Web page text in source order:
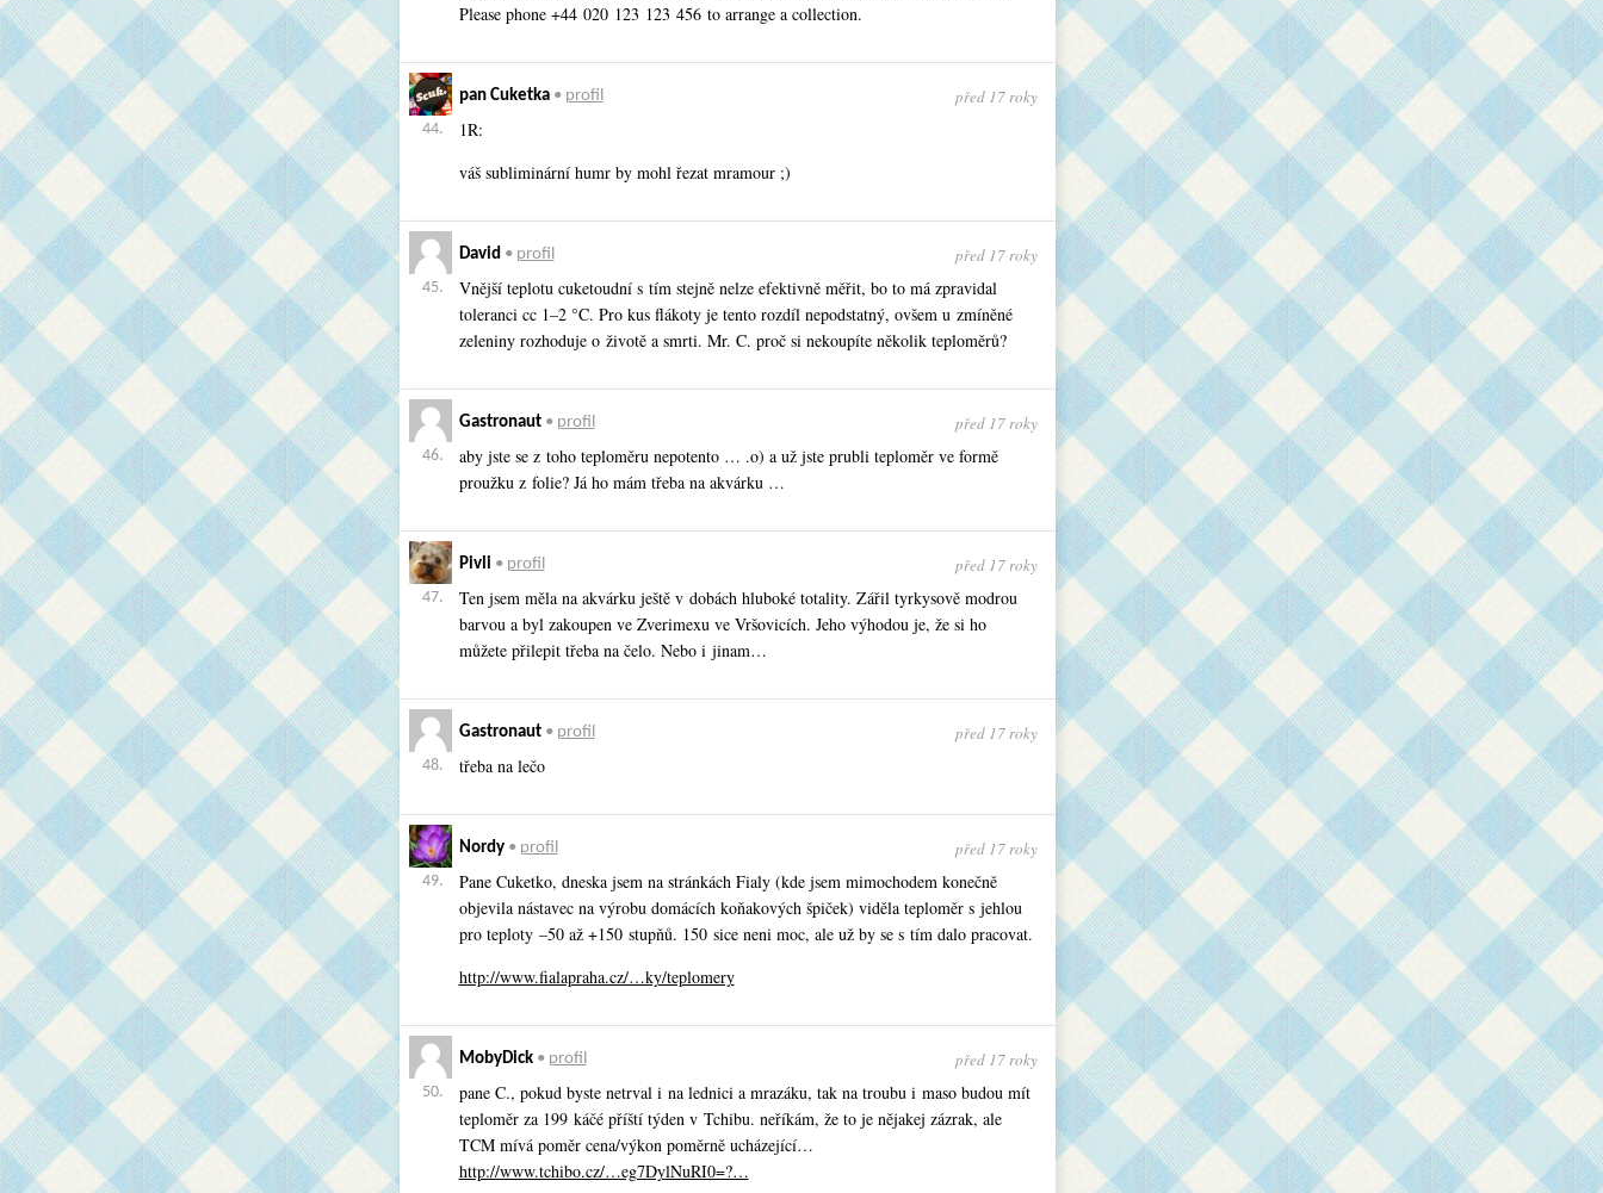
Please phone +44 020 123 1­23 456 to arrange a collection.
44.
pan Cuketka• profil před 17 roky
1R:
váš subliminární humr by mohl řezat mramour ;)
45.
David • profil před 17 roky
Vnější teplotu cuketoudní s tím stejně nelze efektivně měřit, bo to má zpravidal
toleranci cc 1–2 °C. Pro kus flákoty je tento rozdíl nepodstatný, ovšem u zmíněné
zeleniny rozhoduje o životě a smrti. Mr. C. proč si nekoupíte několik teploměrů?
46.
Gastronaut• profil před 17 roky
aby jste se z toho teploměru nepotento … .o) a už jste prubli teploměr ve formě
proužku z folie? Já ho mám třeba na akvárku …
47.
Pivli • profil před 17 roky
Ten jsem měla na akvárku ještě v dobách hluboké totality. Zářil tyrkysově modrou
barvou a byl zakoupen ve Zverimexu ve Vršovicích. Jeho výhodou je, že si ho
můžete přilepit třeba na čelo. Nebo i jinam…
48.
Gastronaut• profil před 17 roky
třeba na lečo
49.
Nordy• profil před 17 roky
Pane Cuketko, dneska jsem na stránkách Fialy (kde jsem mimochodem konečně
objevila nástavec na výrobu domácích koňakových špiček) viděla teploměr s jehlou
pro teploty –50 až +150 stupňů. 150 sice neni moc, ale už by se s tím dalo pracovat.
http://www.fialapraha.cz/…ky/teplomery
50.
MobyDick• profil před 17 roky
pane C., pokud byste netrval i na lednici a mrazáku, tak na troubu i maso budou mít
teploměr za 199 káčé příští týden v Tchibu. neříkám, že to je nějakej zázrak, ale
TCM mívá poměr cena/výkon poměrně ucházející…
http://www.tchibo.cz/…eg7DylNuRI0=?…